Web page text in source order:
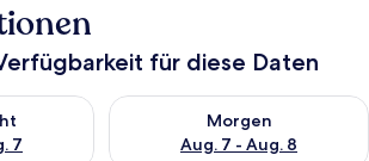
für diese Daten
7
für heute Nacht, Aug. 6 - Aug. 7.
Morgen
Aug. 7 - Aug. 8
Überprüfe die Verfügbarkeit